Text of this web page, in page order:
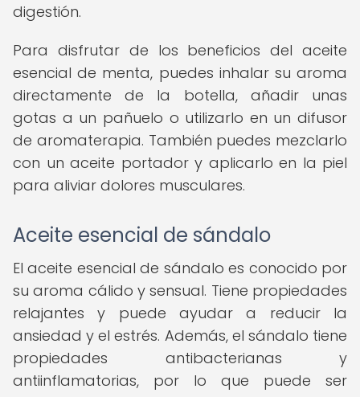
digestión.
Para disfrutar de los beneficios del aceite
esencial de menta, puedes inhalar su aroma
directamente de la botella, añadir unas
gotas a un pañuelo o utilizarlo en un difusor
de aromaterapia. También puedes mezclarlo
con un aceite portador y aplicarlo en la piel
para aliviar dolores musculares.
Aceite esencial de sándalo
El aceite esencial de sándalo es conocido por
su aroma cálido y sensual. Tiene propiedades
relajantes y puede ayudar a reducir la
ansiedad y el estrés. Además, el sándalo tiene
propiedades antibacterianas y
antiinflamatorias, por lo que puede ser